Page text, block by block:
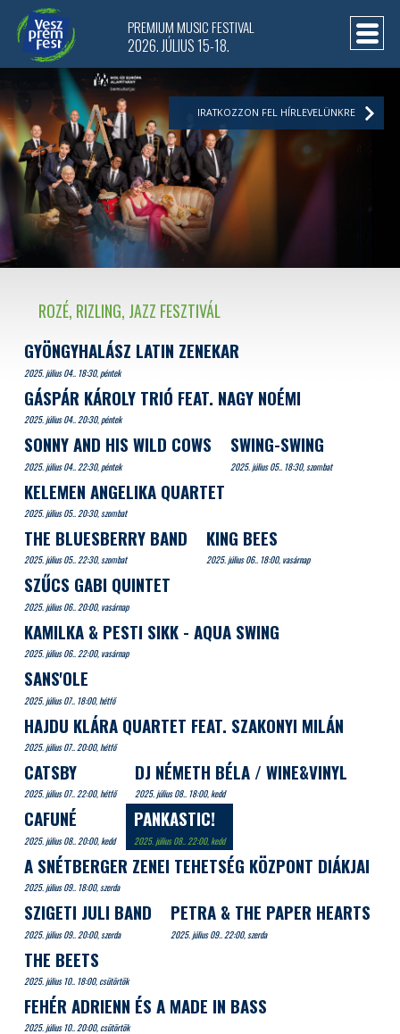
ROZÉ, RIZLING, JAZZ FESZTIVÁL
GYÖNGYHALÁSZ LATIN ZENEKAR
2025. július 04.. 18:30, péntek
GÁSPÁR KÁROLY TRIÓ FEAT. NAGY NOÉMI
2025. július 04.. 20:30, péntek
SONNY AND HIS WILD COWS
2025. július 04.. 22:30, péntek
SWING-SWING
2025. július 05.. 18:30, szombat
KELEMEN ANGELIKA QUARTET
2025. július 05.. 20:30, szombat
THE BLUESBERRY BAND
2025. július 05.. 22:30, szombat
KING BEES
2025. július 06.. 18:00, vasárnap
SZŰCS GABI QUINTET
2025. július 06.. 20:00, vasárnap
KAMILKA & PESTI SIKK - AQUA SWING
2025. július 06.. 22:00, vasárnap
SANS'OLE
2025. július 07.. 18:00, hétfő
HAJDU KLÁRA QUARTET FEAT. SZAKONYI MILÁN
2025. július 07.. 20:00, hétfő
CATSBY
2025. július 07.. 22:00, hétfő
DJ NÉMETH BÉLA / WINE&VINYL
2025. július 08.. 18:00, kedd
CAFUNÉ
2025. július 08.. 20:00, kedd
PANKASTIC!
2025. július 08.. 22:00, kedd
A SNÉTBERGER ZENEI TEHETSÉG KÖZPONT DIÁKJAI
2025. július 09.. 18:00, szerda
SZIGETI JULI BAND
2025. július 09.. 20:00, szerda
PETRA & THE PAPER HEARTS
2025. július 09.. 22:00, szerda
THE BEETS
2025. július 10.. 18:00, csütörtök
FEHÉR ADRIENN ÉS A MADE IN BASS
2025. július 10.. 20:00, csütörtök
PREMIUM MUSIC FESTIVAL
2026. JÚLIUS 15-18.
IRATKOZZON FEL HÍRLEVELÜNKRE